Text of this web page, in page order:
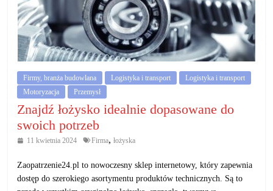
Firmy, branża budowlana Logistyka i transport
Logistyka i transport
Motoryzacja
Przemysł
Znajdź łożysko idealnie dopasowane do
swoich potrzeb
11 kwietnia 2024 Firma, łożyska
Zaopatrzenie24.pl to nowoczesny sklep internetowy, który zapewnia
dostęp do szerokiego asortymentu produktów technicznych. Są to